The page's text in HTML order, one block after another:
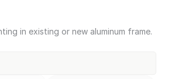
in existing or new aluminum frame.